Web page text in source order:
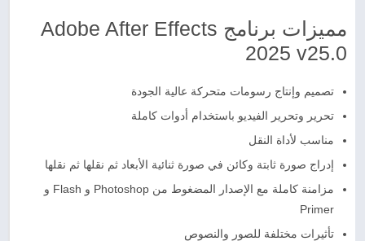
مميزات برنامج Adobe After Effects
2025 v25.0
تصميم وإنتاج رسومات متحركة عالية الجودة
تحرير وتحرير الفيديو باستخدام أدوات كاملة
مناسب لأداة النقل
إدراج صورة ثابتة وكائن في صورة ثنائية الأبعاد ثم نقلها ثم نقلها
مزامنة كاملة مع الإصدار المضغوط من Photoshop و Flash و
Primer
تأثيرات مختلفة للصور والنصوص